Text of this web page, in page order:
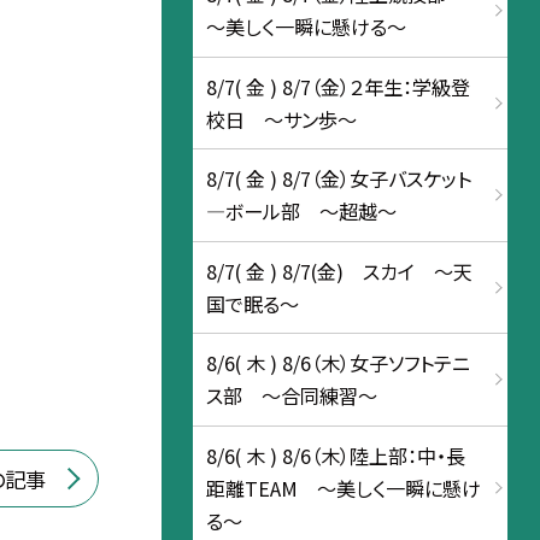
事
～美しく一瞬に懸ける～
8/7( 金 ) 8/7（金）２年生：学級登
校日 ～サン歩～
8/7( 金 ) 8/7（金）女子バスケット
―ボール部 〜超越〜
8/7( 金 ) 8/7(金) スカイ ～天
国で眠る～
8/6( 木 ) 8/6（木）女子ソフトテニ
ス部 〜合同練習～
8/6( 木 ) 8/6（木）陸上部：中・長
距離TEAM ～美しく一瞬に懸け
る～